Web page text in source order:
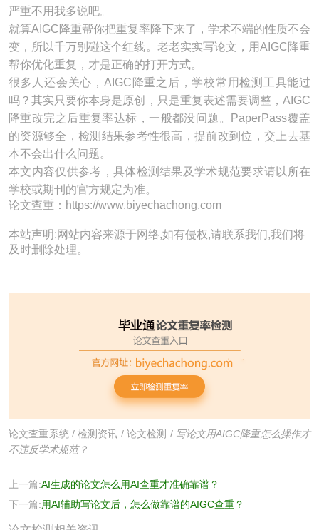
严重不用我多说吧。
就算AIGC降重帮你把重复率降下来了，学术不端的性质不会
变，所以千万别碰这个红线。老老实实写论文，用AIGC降重
帮你优化重复，才是正确的打开方式。
很多人还会关心，AIGC降重之后，学校常用检测工具能过
吗？其实只要你本身是原创，只是重复表述需要调整，AIGC
降重改完之后重复率达标，一般都没问题。PaperPass覆盖
的资源够全，检测结果参考性很高，提前改到位，交上去基
本不会出什么问题。
本文内容仅供参考，具体检测结果及学术规范要求请以所在
学校或期刊的官方规定为准。
论文查重：https://www.biyechachong.com
本站声明:网站内容来源于网络,如有侵权,请联系我们,我们将
及时删除处理。
论文查重系统/检测资讯 / 论文检测 / 写论文用AIGC降重怎么操作才
不违反学术规范？
上一篇:AI生成的论文怎么用AI查重才准确靠谱？
下一篇:用AI辅助写论文后，怎么做靠谱的AIGC查重？